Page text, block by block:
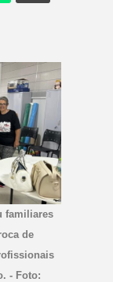
familiares
de
- Foto: